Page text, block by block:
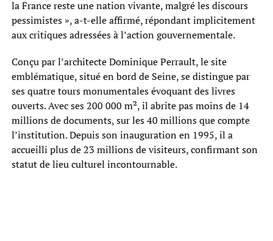
la France reste une nation vivante, malgré les discours
pessimistes », a-t-elle affirmé, répondant implicitement
aux critiques adressées à l’action gouvernementale.
Conçu par l’architecte Dominique Perrault, le site
emblématique, situé en bord de Seine, se distingue par
ses quatre tours monumentales évoquant des livres
ouverts. Avec ses 200 000 m², il abrite pas moins de 14
millions de documents, sur les 40 millions que compte
l’institution. Depuis son inauguration en 1995, il a
accueilli plus de 23 millions de visiteurs, confirmant son
statut de lieu culturel incontournable.